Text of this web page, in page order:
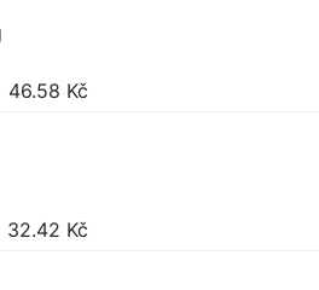
46.58 Kč
32.42 Kč